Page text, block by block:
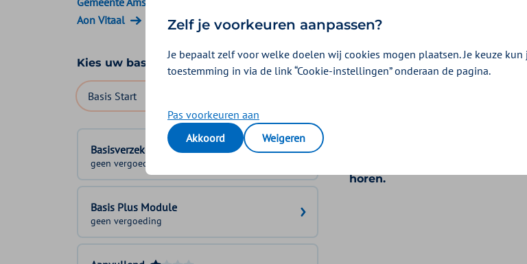
Aon Vitaal
Kies uw basisverzekering
Basis Start
Basisverzekering
geen vergoeding
Kies uw pakket en bekijk de
horen.
Basis Plus Module
geen vergoeding
Zelf je voorkeuren aanpassen?
Je bepaalt zelf voor welke doelen wij cookies mogen plaatsen. Je keuze
toestemming in via de link “Cookie-instellingen” onderaan de pagina.
Pas voorkeuren aan
Akkoord
Weigeren